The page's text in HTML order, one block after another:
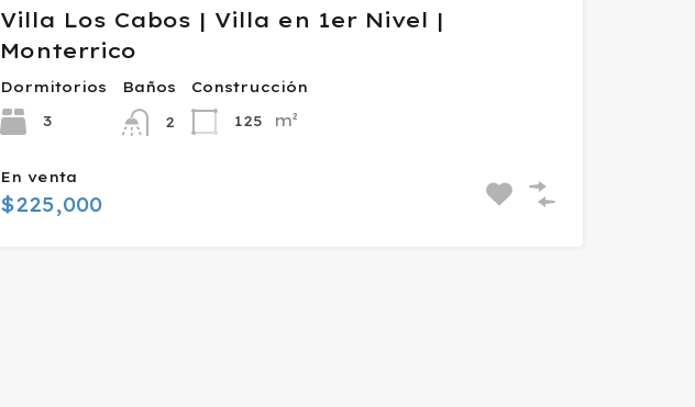
Villa Los Cabos | Villa en 1er Nivel |
Monterrico
Dormitorios
3
Baños
2
Construcción
125
m²
En venta
$225,000